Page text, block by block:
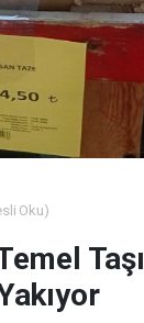
Oku)
Taşı